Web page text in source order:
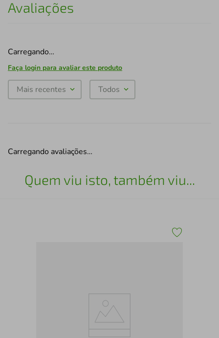
Avaliações
Carregando…
Faça login para avaliar este produto
Mais recentes Todos
Carregando avaliações…
Quem viu isto, também viu...